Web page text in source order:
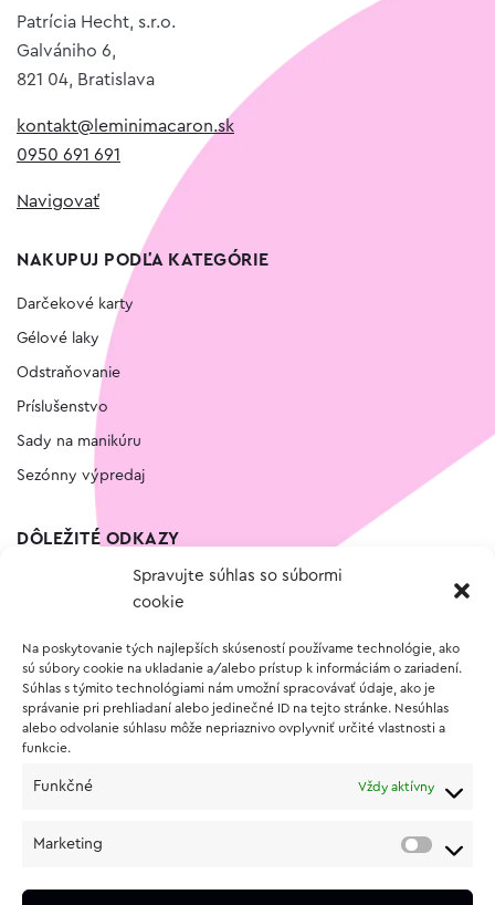
Spravujte súhlas so súbormi
cookie
Na poskytovanie tých najlepších skúseností používame technológie, ako
sú súbory cookie na ukladanie a/alebo prístup k informáciám o zariadení.
Súhlas s týmito technológiami nám umožní spracovávať údaje, ako je
správanie pri prehliadaní alebo jedinečné ID na tejto stránke. Nesúhlas
alebo odvolanie súhlasu môže nepriaznivo ovplyvniť určité vlastnosti a
funkcie.
Funkčné Vždy aktívny
Marketing
Patrícia Hecht, s.r.o.
Galvániho 6,
821 04, Bratislava
kontakt@leminimacaron.sk
0950 691 691
Navigovať
NAKUPUJ PODĽA KATEGÓRIE
Darčekové karty
Gélové laky
Odstraňovanie
Príslušenstvo
Sady na manikúru
Sezónny výpredaj
DÔLEŽITÉ ODKAZY
Vernostný program
O NÁKUPE
Vrátenie a reklamácia tovaru